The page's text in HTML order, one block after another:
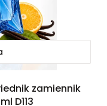
zamiennik
D113